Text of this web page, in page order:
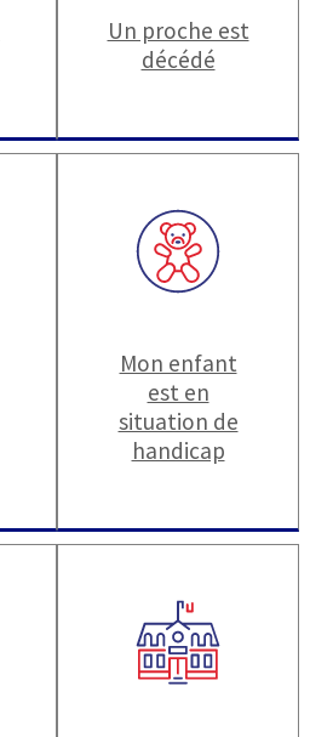
Un proche est
décédé
Mon enfant
est en
situation de
handicap